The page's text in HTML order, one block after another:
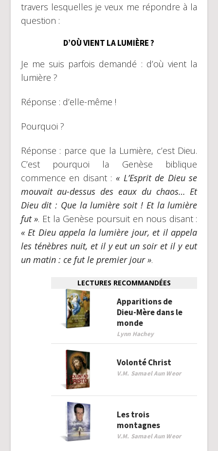
travers lesquelles je veux me répondre à la
question :
D’OÙ VIENT LA LUMIÈRE ?
Je me suis parfois demandé : d’où vient la
lumière ?
Réponse : d’elle-même !
Pourquoi ?
Réponse : parce que la Lumière, c’est Dieu.
C’est pourquoi la Genèse biblique
commence en disant : « L’Esprit de Dieu se
mouvait au-dessus des eaux du chaos… Et
Dieu dit : Que la lumière soit ! Et la lumière
fut ». Et la Genèse poursuit en nous disant :
« Et Dieu appela la lumière jour, et il appela
les ténèbres nuit, et il y eut un soir et il y eut
un matin : ce fut le premier jour ».
LECTURES RECOMMANDÉES
Apparitions de
Dieu-Mère dans le
monde
Lynn Hachey
Volonté Christ
V.M. Samael Aun Weor
Les trois
montagnes
V.M. Samael Aun Weor